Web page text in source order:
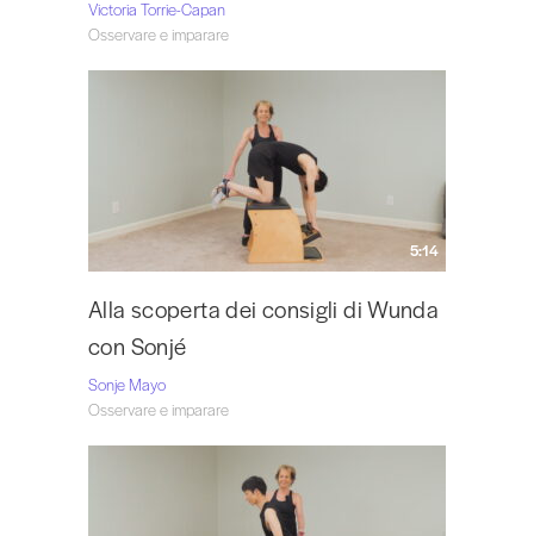
Victoria Torrie-Capan
Osservare e imparare
5:14
Alla scoperta dei consigli di Wunda
con Sonjé
Sonje Mayo
Osservare e imparare